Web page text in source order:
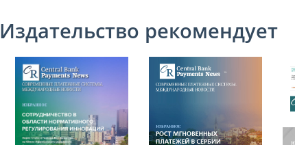
Издательство рекомендует